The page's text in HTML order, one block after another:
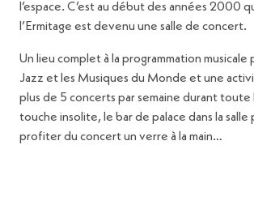
l’espace. C’est au début des années 2000
l’Ermitage est devenu une salle de concert.
Un lieu complet à la programmation musicale
Jazz et les Musiques du Monde et une
plus de 5 concerts par semaine durant toute
touche insolite, le bar de palace dans la
profiter du concert un verre à la main…